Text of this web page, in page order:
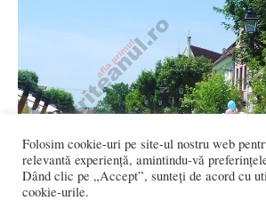
Folosim cookie-uri pe site-ul nostru web
relevantă experiență, amintindu-vă
Dând clic pe „Accept”, sunteți de acord cu
cookie-urile.